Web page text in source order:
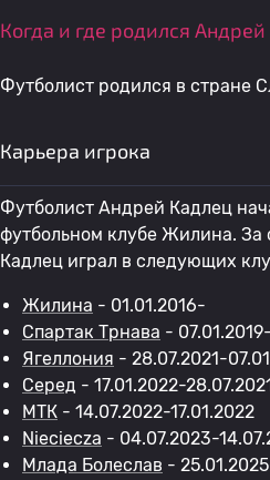
Когда и где родился
Футболист родился в стране
Карьера игрока
Футболист Андрей Кадлец
футбольном клубе Жилина. За
Кадлец играл в следующих
Жилина - 01.01.2016-
Спартак Трнава -
Ягеллония - 28.07.2021-
Серед - 17.01.2022-
МТК - 14.07.2022-17.01.2022
Nieciecza - 04.07.2023-
Млада Болеслав -